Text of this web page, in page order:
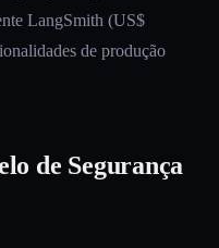
LangSmith (US$
de produção
de Segurança